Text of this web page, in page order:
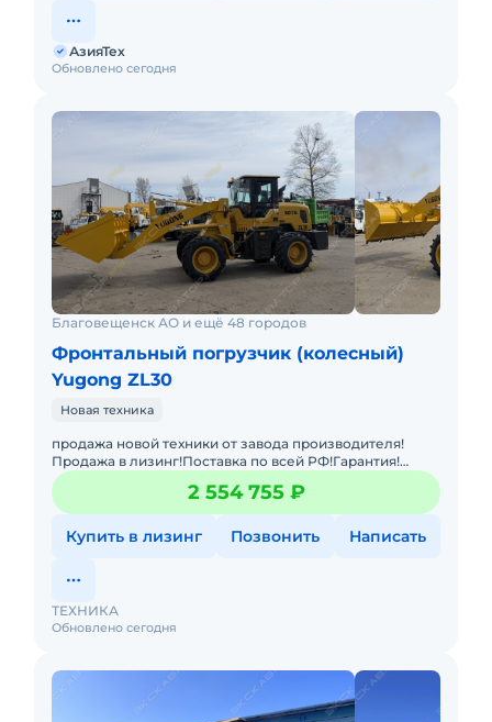
Обновлено сегодня
АзияТех
Благовещенск АО и ещё 48 городов
Фронтальный погрузчик (колесный)
Yugong ZL30
Новая техника
продажа новой техники от завода производителя!
Продажа в лизинг!Поставка по всей РФ!Гарантия!
Фронтальный погрузчик Yugong ZL30 -
усовершенствованная техника, ис
2 554 755 ₽
Купить в лизинг Позвонить Написать
Обновлено сегодня
ТЕХНИКА